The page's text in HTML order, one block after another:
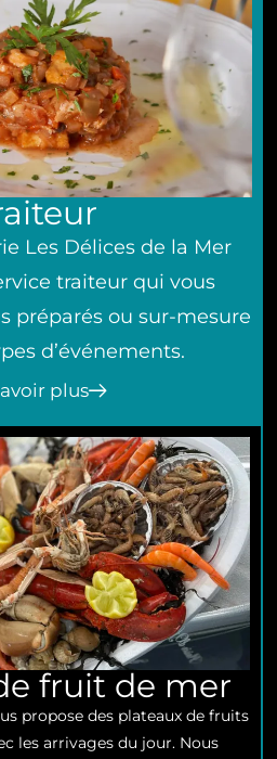
Les Délices de la Mer
traiteur qui vous
préparés ou sur-mesure
d’événements.
plus
fruit de mer
propose des plateaux de fruits
les arrivages du jour. Nous